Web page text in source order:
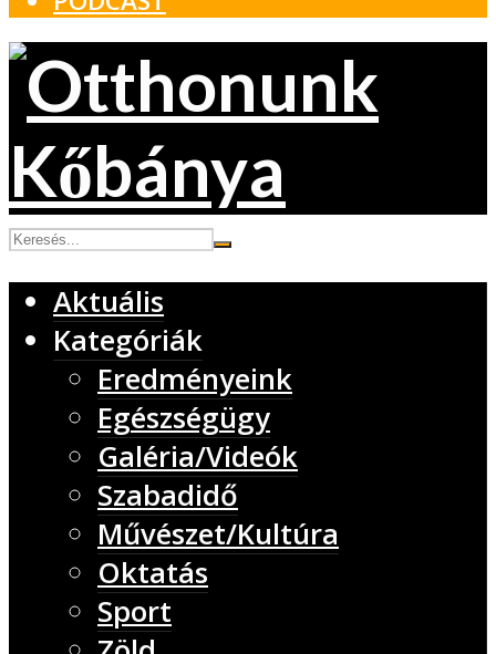
Aktuális
Kategóriák
Eredményeink
Egészségügy
Galéria/Videók
Szabadidő
Művészet/Kultúra
Oktatás
Sport